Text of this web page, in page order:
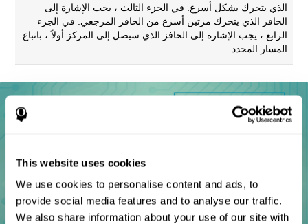
This website uses cookies
We use cookies to personalise content and ads, to
provide social media features and to analyse our traffic.
We also share information about your use of our site with
الذي يتحرك بشكل أسرع. في الجزء الثالث ، يجب الإشارة إلى
الحافز الذي يتحرك مرتين أسرع من الحافز المرجعي. في الجزء
الرابع ، يجب الإشارة إلى الحافز الذي سيصل إلى المركز أولاً ، باتباع
المسار المحدد.